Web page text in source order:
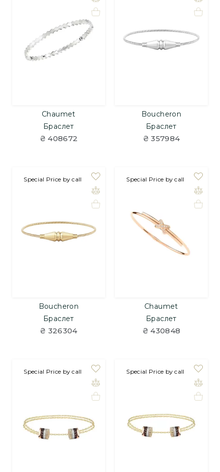
Chaumet
Браслет
₴ 408672
Boucheron
Браслет
₴ 357984
Special Price by call
Boucheron
Браслет
₴ 326304
Special Price by call
Chaumet
Браслет
₴ 430848
Special Price by call Special Price by call